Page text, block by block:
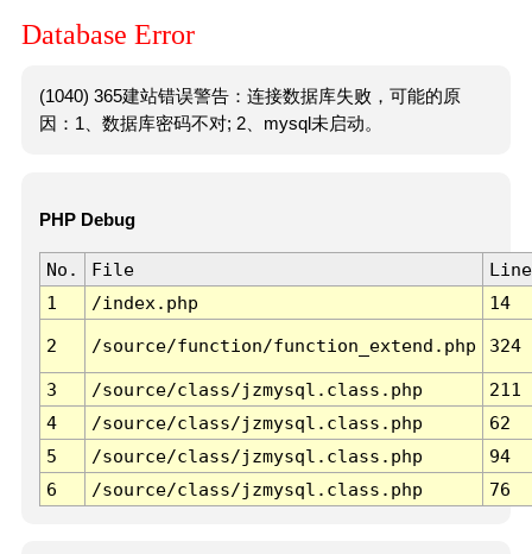
Database Error
(1040) 365建站错误警告：连接数据库失败，可能的原
因：1、数据库密码不对; 2、mysql未启动。
PHP Debug
No. File
Line
1
/index.php 14
2 /source/function/function_extend.php 324
3 /source/class/jzmysql.class.php
211
4
/source/class/jzmysql.class.php
62
5
/source/class/jzmysql.class.php
94
6
/source/class/jzmysql.class.php 76